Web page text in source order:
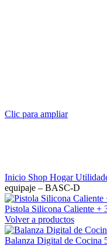
Clic para ampliar
Inicio Shop Hogar
equipaje – BASC-D
Pistola Silicona Caliente +
Volver a productos
Balanza Digital de Cocina